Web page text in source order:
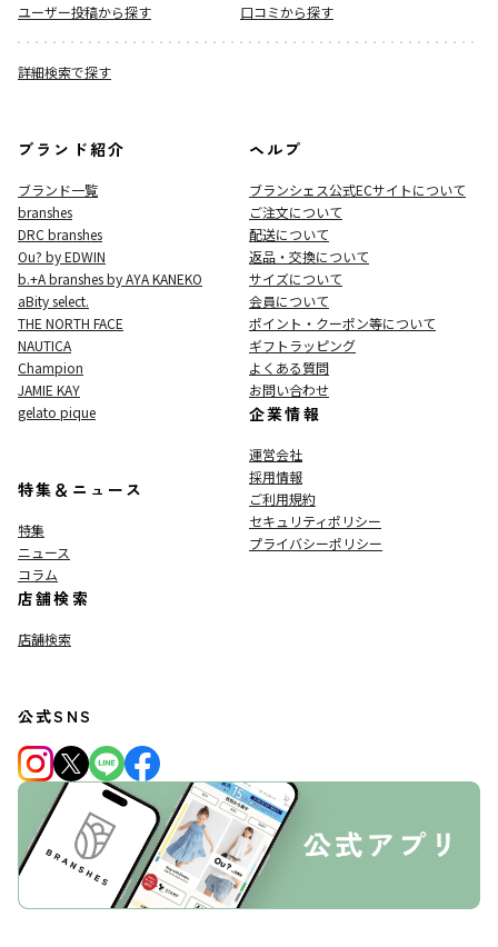
ユーザー投稿から探す
口コミから探す
詳細検索で探す
ブランド紹介
ブランド一覧
branshes
DRC branshes
Ou? by EDWIN
b.+A branshes by AYA KANEKO
aBity select.
THE NORTH FACE
NAUTICA
Champion
JAMIE KAY
gelato pique
特集＆ニュース
特集
ニュース
コラム
店舗検索
店舗検索
ヘルプ
ブランシェス公式ECサイトについて
ご注文について
配送について
返品・交換について
サイズについて
会員について
ポイント・クーポン等について
ギフトラッピング
よくある質問
お問い合わせ
企業情報
運営会社
採用情報
ご利用規約
セキュリティポリシー
プライバシーポリシー
公式SNS